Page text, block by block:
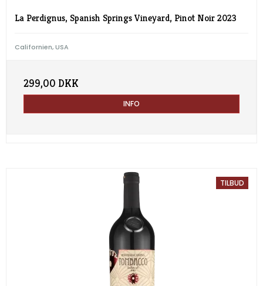
La Perdignus, Spanish Springs Vineyard, Pinot Noir 2023
Californien, USA
299,00 DKK
INFO
TILBUD